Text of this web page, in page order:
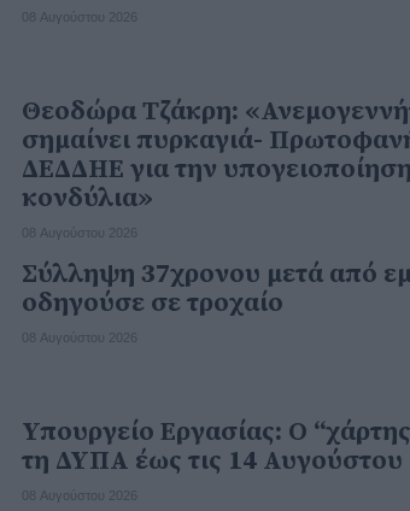
08 Αυγούστου 2026
Θεοδώρα Τζάκρη:
σημαίνει πυρκαγιά-
ΔΕΔΔΗΕ για την
κονδύλια»
08 Αυγούστου 2026
Σύλληψη 37χρονου μετά από
οδηγούσε σε τροχαίο
08 Αυγούστου 2026
Υπουργείο Εργασίας: Ο
τη ΔΥΠΑ έως τις 14 Αυγούστου
08 Αυγούστου 2026